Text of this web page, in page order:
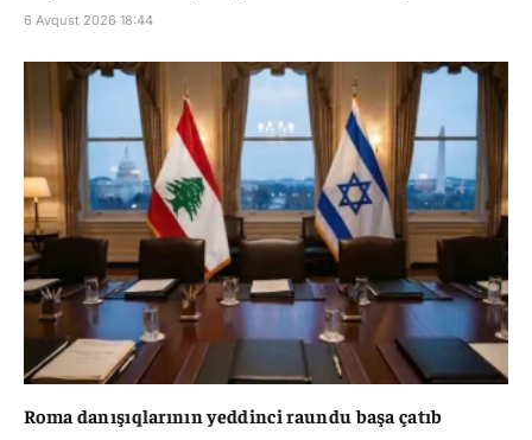
6 Avqust 2026 18:44
Roma danışıqlarının yeddinci raundu başa çatıb